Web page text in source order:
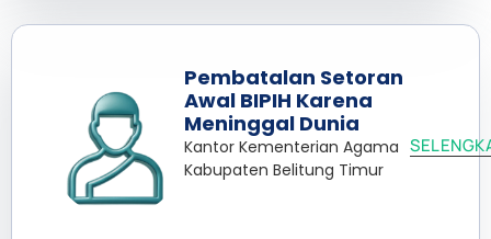
Pembatalan Setoran
Awal BIPIH Karena
Meninggal Dunia
Kantor Kementerian Agama
Kabupaten Belitung Timur